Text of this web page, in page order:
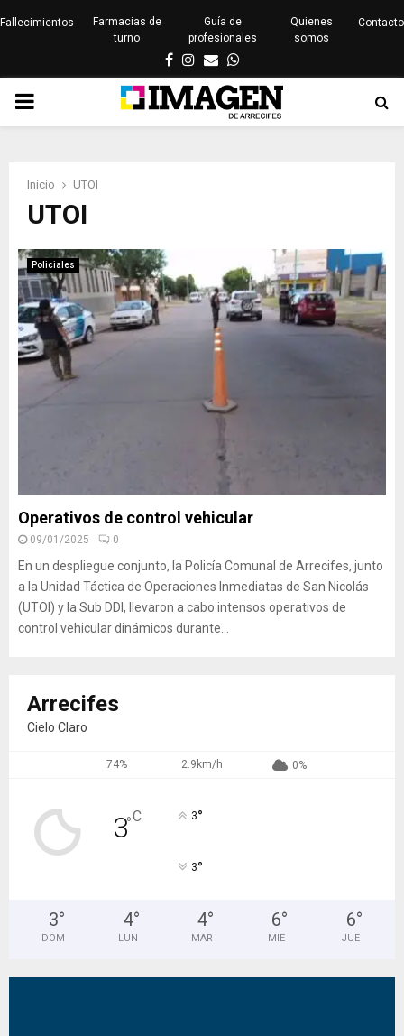
Fallecimientos
Farmacias de
turno
Guía de
profesionales
Quienes
somos
Contacto
Facebook
Instagram
EmailWhatsapp
PRIMARY
Inicio UTOI
UTOI
Policiales
Operativos de control vehicular
09/01/2025 0
En un despliegue conjunto, la Policía Comunal de Arrecifes, junto
a la Unidad Táctica de Operaciones Inmediatas de San Nicolás
(UTOI) y la Sub DDI, llevaron a cabo intensos operativos de
control vehicular dinámicos durante...
Arrecifes
Cielo Claro
74% 2.9km/h 0%
3°C 3°
3°
3°
DOM
4°
LUN
4°
MAR
6°
MIE
6°
JUE